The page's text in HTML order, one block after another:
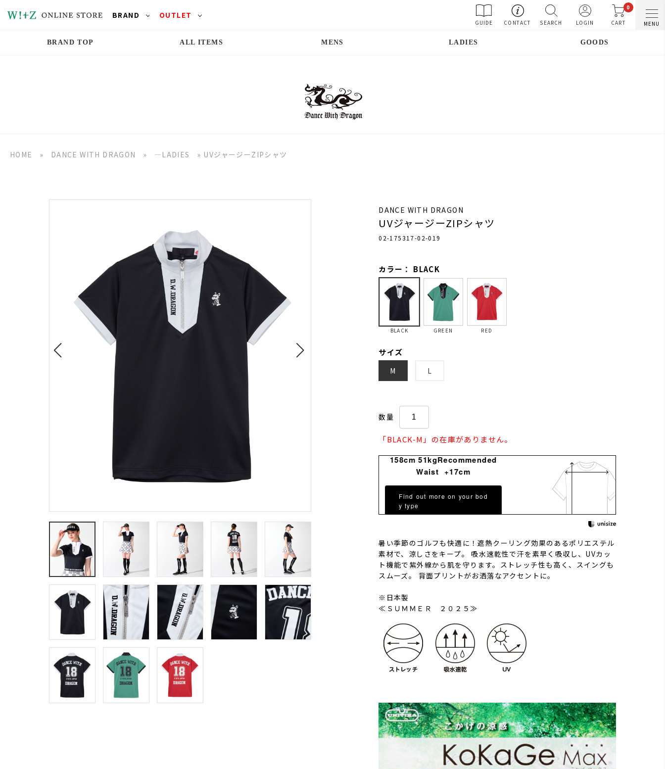
BRAND OUTLET
GUIDE CONTACT SEARCH LOGIN
0
CART MENU
BRAND TOP ALL ITEMS MENS LADIES GOODS
HOME » DANCE WITH DRAGON » ―LADIES » UVジャージーZIPシャツ
DANCE WITH DRAGON
UVジャージーZIPシャツ
02-175317-02-019
カラー： BLACK
BLACK GREEN RED
サイズ
M L
数量
「BLACK-M」の在庫がありません。
158cm 51kgRecommended
Waist +17cm
Find out more on your bod
y type
暑い季節のゴルフも快適に！遮熱クーリング効果のあるポリエステル
素材で、涼しさをキープ。 吸水速乾性で汗を素早く吸収し、UVカッ
ト機能で紫外線から肌を守ります。ストレッチ性も高く、スイングも
スムーズ。 背面プリントがお洒落なアクセントに。
※日本製
≪ＳＵＭＭＥＲ ２０２５≫